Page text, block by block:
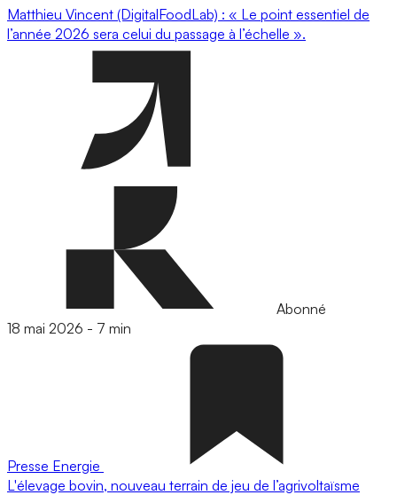
Matthieu Vincent (DigitalFoodLab) : « Le point essentiel de
l’année 2026 sera celui du passage à l’échelle ».
Abonné
18 mai 2026 - 7 min
Presse Energie
L'élevage bovin, nouveau terrain de jeu de l’agrivoltaïsme